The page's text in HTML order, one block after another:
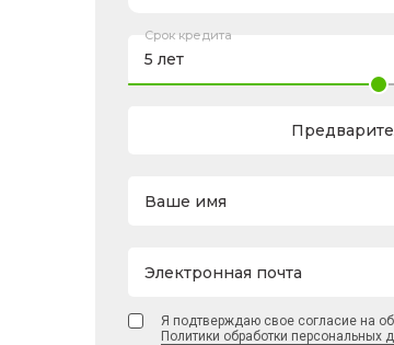
Срок кредита
Ваше имя
Электронная почта
Я подтверждаю свое согласие на
Политики обработки персональных